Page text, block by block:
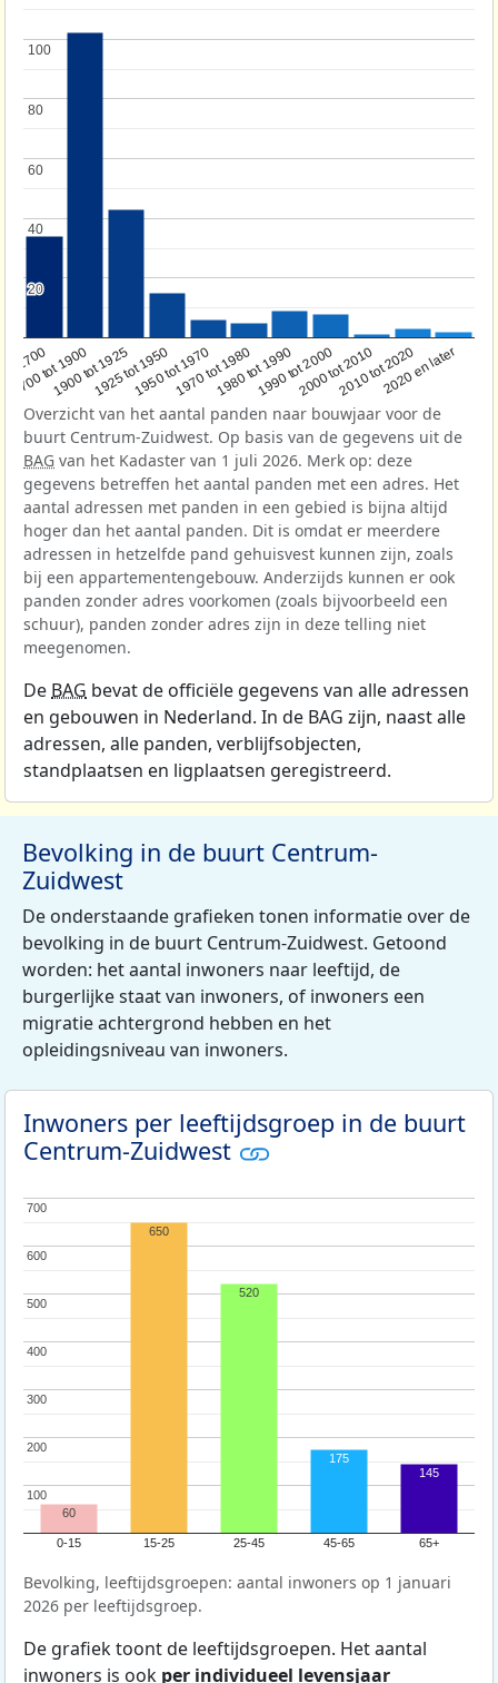
1700
1700 tot 1900
1900 tot 19251925 tot 19501950 tot 19701970 tot 19801980 tot 19901990 tot 20002000 tot 20102010 tot 20202020 en later
20
20
40
40
60
60
80
80
100
100
Overzicht van het aantal panden naar bouwjaar voor de
buurt Centrum-Zuidwest. Op basis van de gegevens uit de
BAG van het Kadaster van 1 juli 2026. Merk op: deze
gegevens betreffen het aantal panden met een adres. Het
aantal adressen met panden in een gebied is bijna altijd
hoger dan het aantal panden. Dit is omdat er meerdere
adressen in hetzelfde pand gehuisvest kunnen zijn, zoals
bij een appartementengebouw. Anderzijds kunnen er ook
panden zonder adres voorkomen (zoals bijvoorbeeld een
schuur), panden zonder adres zijn in deze telling niet
meegenomen.
De BAG bevat de officiële gegevens van alle adressen
en gebouwen in Nederland. In de BAG zijn, naast alle
adressen, alle panden, verblijfsobjecten,
standplaatsen en ligplaatsen geregistreerd.
Bevolking in de buurt Centrum-
Zuidwest
De onderstaande grafieken tonen informatie over de
bevolking in de buurt Centrum-Zuidwest. Getoond
worden: het aantal inwoners naar leeftijd, de
burgerlijke staat van inwoners, of inwoners een
migratie achtergrond hebben en het
opleidingsniveau van inwoners.
Inwoners per leeftijdsgroep in de buurt
Centrum-Zuidwest
0-15 15-25 25-45 45-65 65+
100
100
200
200
300
300
400
400
500
500
600
600
700
700
60
650
520
175
145
Bevolking, leeftijdsgroepen: aantal inwoners op 1 januari
2026 per leeftijdsgroep.
De grafiek toont de leeftijdsgroepen. Het aantal
inwoners is ook per individueel levensjaar